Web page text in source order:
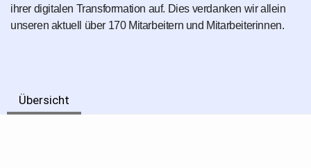
ihrer digitalen Transformation auf. Dies verdanken wir allein
unseren aktuell über 170 Mitarbeitern und Mitarbeiterinnen.
Übersicht